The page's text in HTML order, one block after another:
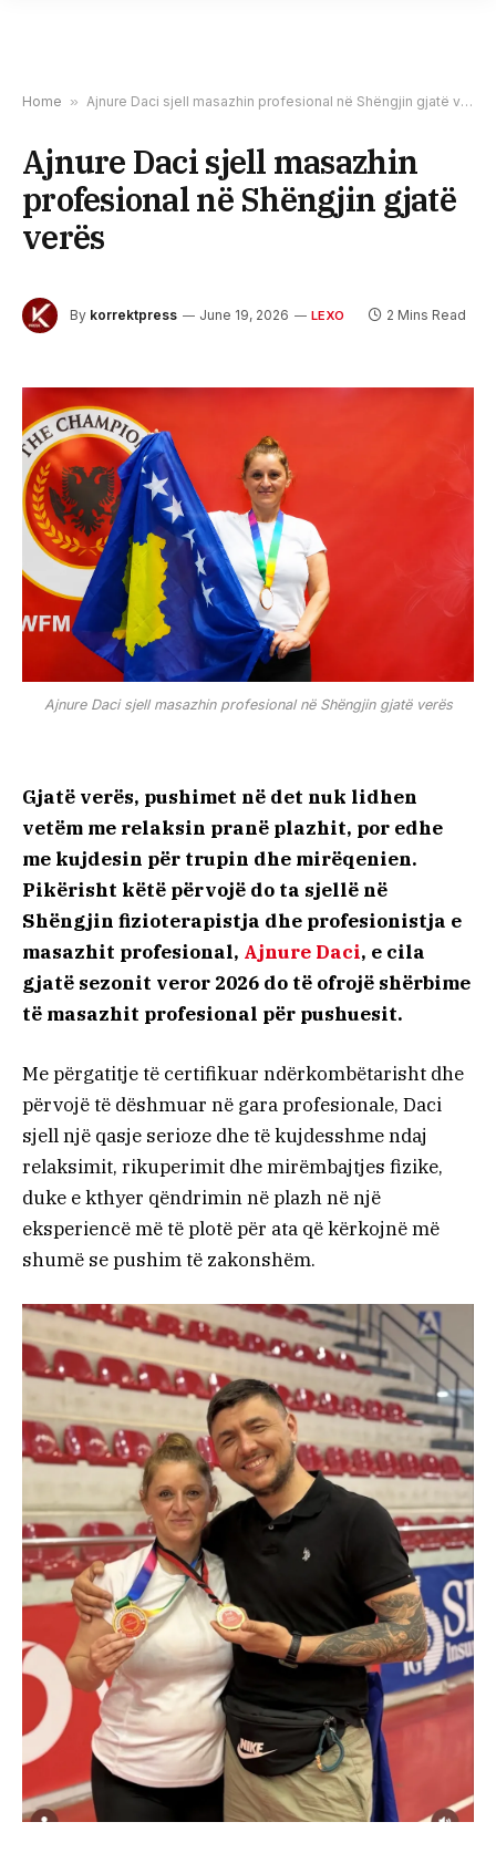
Home » Ajnure Daci sjell masazhin profesional në Shëngjin gjatë verës
Ajnure Daci sjell masazhin
profesional në Shëngjin gjatë
verës
By korrektpress June 19, 2026 LEXO 2 Mins Read
Ajnure Daci sjell masazhin profesional në Shëngjin gjatë verës
Gjatë verës, pushimet në det nuk lidhen
vetëm me relaksin pranë plazhit, por edhe
me kujdesin për trupin dhe mirëqenien.
Pikërisht këtë përvojë do ta sjellë në
Shëngjin fizioterapistja dhe profesionistja e
masazhit profesional, Ajnure Daci, e cila
gjatë sezonit veror 2026 do të ofrojë shërbime
të masazhit profesional për pushuesit.
Me përgatitje të certifikuar ndërkombëtarisht dhe
përvojë të dëshmuar në gara profesionale, Daci
sjell një qasje serioze dhe të kujdesshme ndaj
relaksimit, rikuperimit dhe mirëmbajtjes fizike,
duke e kthyer qëndrimin në plazh në një
eksperiencë më të plotë për ata që kërkojnë më
shumë se pushim të zakonshëm.